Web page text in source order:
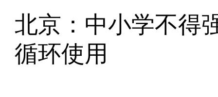
北京：中小学不得
循环使用